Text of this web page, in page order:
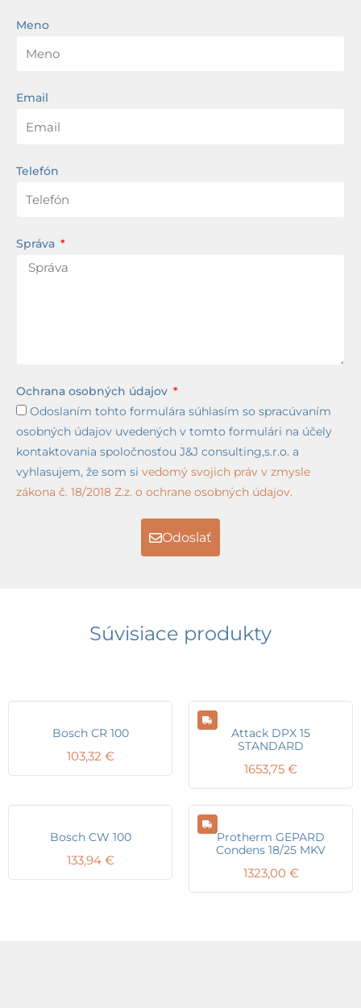
Meno
Email
Telefón
Správa
Ochrana osobných údajov
Odoslaním tohto formulára súhlasím so spracúvaním
osobných údajov uvedených v tomto formulári na účely
kontaktovania spoločnosťou J&J consulting,s.r.o. a
vyhlasujem, že som si vedomý svojich práv v zmysle
zákona č. 18/2018 Z.z. o ochrane osobných údajov.
Odoslať
Súvisiace produkty
Bosch CR 100
103,32 €
Attack DPX 15
STANDARD
1653,75 €
Bosch CW 100
133,94 €
Protherm GEPARD
Condens 18/25 MKV
1323,00 €